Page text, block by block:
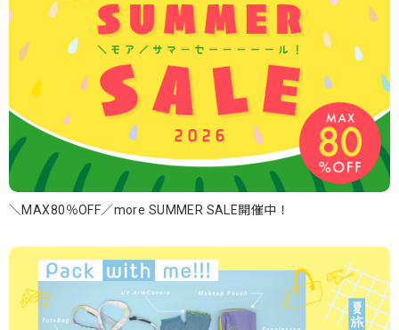
＼MAX80％OFF／more SUMMER SALE開催中！